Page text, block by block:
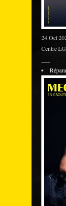
24 Oct
Centre